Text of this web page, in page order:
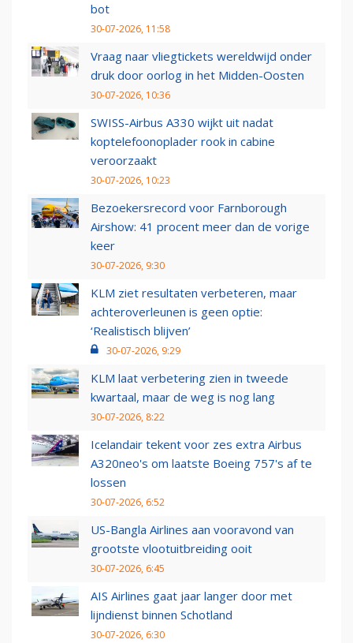
bot
30-07-2026, 11:58
Vraag naar vliegtickets wereldwijd onder
druk door oorlog in het Midden-Oosten
30-07-2026, 10:36
SWISS-Airbus A330 wijkt uit nadat
koptelefoonoplader rook in cabine
veroorzaakt
30-07-2026, 10:23
Bezoekersrecord voor Farnborough
Airshow: 41 procent meer dan de vorige
keer
30-07-2026, 9:30
KLM ziet resultaten verbeteren, maar
achteroverleunen is geen optie:
‘Realistisch blijven’
30-07-2026, 9:29
KLM laat verbetering zien in tweede
kwartaal, maar de weg is nog lang
30-07-2026, 8:22
Icelandair tekent voor zes extra Airbus
A320neo's om laatste Boeing 757's af te
lossen
30-07-2026, 6:52
US-Bangla Airlines aan vooravond van
grootste vlootuitbreiding ooit
30-07-2026, 6:45
AIS Airlines gaat jaar langer door met
lijndienst binnen Schotland
30-07-2026, 6:30